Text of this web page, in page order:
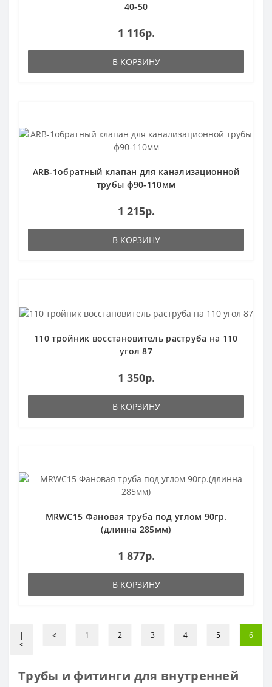
40-50
1 116р.
В КОРЗИНУ
ARB-1обратный клапан для канализационной
трубы ф90-110мм
1 215р.
В КОРЗИНУ
110 тройник восстановитель раструба на 110
угол 87
1 350р.
В КОРЗИНУ
MRWC15 Фановая труба под углом 90гр.
(длинна 285мм)
1 877р.
В КОРЗИНУ
|
<
< 1 2 3 4 5 6
Трубы и фитинги для внутренней